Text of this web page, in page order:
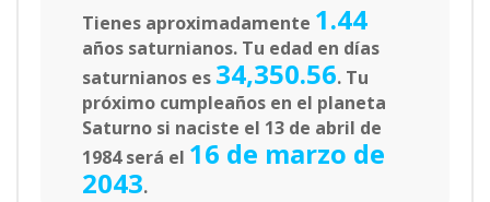
Tienes aproximadamente 1.44
años saturnianos. Tu edad en días
saturnianos es 34,350.56. Tu
próximo cumpleaños en el planeta
Saturno si naciste el 13 de abril de
1984 será el 16 de marzo de
2043.